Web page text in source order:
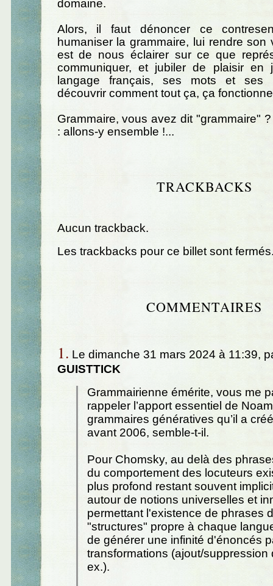
domaine.
Alors, il faut dénoncer ce
humaniser la grammaire, lui rendre son
est de nous éclairer sur ce que
communiquer, et jubiler de plaisir en
langage français, ses mots et ses
découvrir comment tout ça, ça
Grammaire, vous avez dit "grammaire"
: allons-y ensemble !...
TRACKBACKS
Aucun trackback.
Les trackbacks pour ce billet sont
COMMENTAIRES
1. Le dimanche 31 mars 2024 à 11:39,
GUISTTICK
Grammairienne émérite, vous me
rappeler l’apport essentiel de
grammaires génératives qu’il a
avant 2006, semble-t-il.
Pour Chomsky, au delà des
du comportement des locuteurs
plus profond restant souvent
autour de notions universelles et
permettant l'existence de phrases
"structures" propre à chaque
de générer une infinité d'énoncés
transformations (ajout/suppression
ex.).